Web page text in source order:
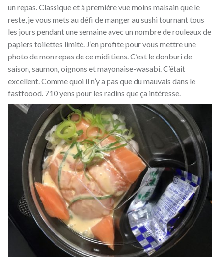
un repas. Classique et à première vue moins malsain que le
reste, je vous mets au défi de manger au sushi tournant tous
les jours pendant une semaine avec un nombre de rouleaux de
papiers toilettes limité. J’en profite pour vous mettre une
photo de mon repas de ce midi tiens. C’est le donburi de
saison, saumon, oignons et mayonaise-wasabi. C’était
excellent. Comme quoi il n’y a pas que du mauvais dans le
fastfoood. 710 yens pour les radins que ça intéresse.